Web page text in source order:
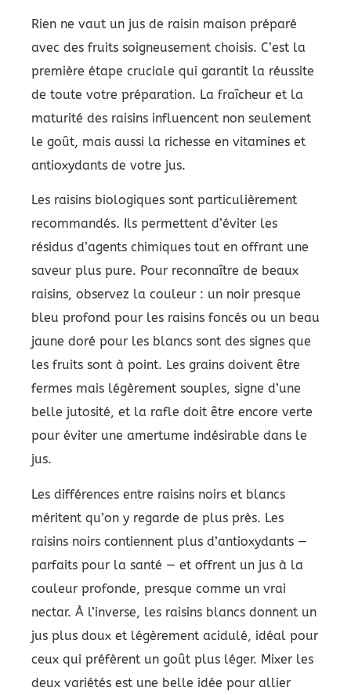
Rien ne vaut un jus de raisin maison préparé
avec des fruits soigneusement choisis. C’est la
première étape cruciale qui garantit la réussite
de toute votre préparation. La fraîcheur et la
maturité des raisins influencent non seulement
le goût, mais aussi la richesse en vitamines et
antioxydants de votre jus.
Les raisins biologiques sont particulièrement
recommandés. Ils permettent d’éviter les
résidus d’agents chimiques tout en offrant une
saveur plus pure. Pour reconnaître de beaux
raisins, observez la couleur : un noir presque
bleu profond pour les raisins foncés ou un beau
jaune doré pour les blancs sont des signes que
les fruits sont à point. Les grains doivent être
fermes mais légèrement souples, signe d’une
belle jutosité, et la rafle doit être encore verte
pour éviter une amertume indésirable dans le
jus.
Les différences entre raisins noirs et blancs
méritent qu’on y regarde de plus près. Les
raisins noirs contiennent plus d’antioxydants —
parfaits pour la santé — et offrent un jus à la
couleur profonde, presque comme un vrai
nectar. À l’inverse, les raisins blancs donnent un
jus plus doux et légèrement acidulé, idéal pour
ceux qui préfèrent un goût plus léger. Mixer les
deux variétés est une belle idée pour allier